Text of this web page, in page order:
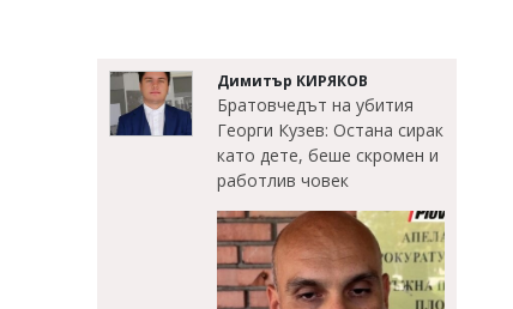
Димитър КИРЯКОВ
Братовчедът на убития
Георги Кузев: Остана сирак
като дете, беше скромен и
работлив човек